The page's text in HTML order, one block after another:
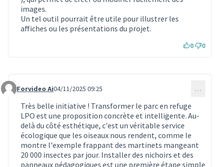
images.
Un tel outil pourrait être utile pour illustrer les
affiches ou les présentations du projet.
0 0
Commentaire 1941
Forvideo Ai04/11/2025 09:25 …
Très belle initiative ! Transformer le parc en refuge
LPO est une proposition concrète et intelligente. Au-
delà du côté esthétique, c'est un véritable service
écologique que les oiseaux nous rendent, comme le
montre l'exemple frappant des martinets mangeant
20 000 insectes par jour. Installer des nichoirs et des
panneaux pédagogiques est une première étape simple